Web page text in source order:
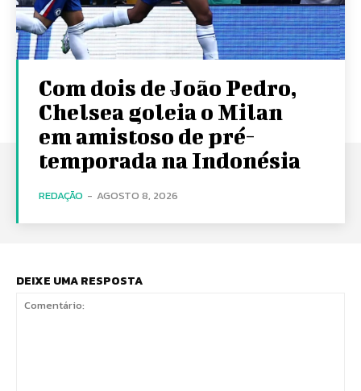
Com dois de João Pedro,
Chelsea goleia o Milan
em amistoso de pré-
temporada na Indonésia
REDAÇÃO - AGOSTO 8, 2026
DEIXE UMA RESPOSTA